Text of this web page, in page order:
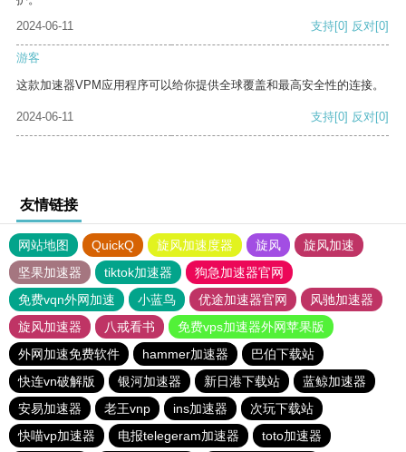
2024-06-11
支持[0] 反对[0]
游客
这款加速器VPM应用程序可以给你提供全球覆盖和最高安全性的连接。
2024-06-11 支持[0] 反对[0]
友情链接
网站地图 QuickQ 旋风加速度器 旋风
旋风加速
坚果加速器
tiktok加速器
狗急加速器官网
免费vqn外网加速
小蓝鸟 优途加速器官网
风驰加速器
旋风加速器
八戒看书
免费vps加速器外网苹果版
外网加速免费软件
hammer加速器
巴伯下载站
快连vn破解版
银河加速器 新日港下载站
蓝鲸加速器
安易加速器
老王vnp ins加速器
次玩下载站
快喵vp加速器
电报telegeram加速器 toto加速器